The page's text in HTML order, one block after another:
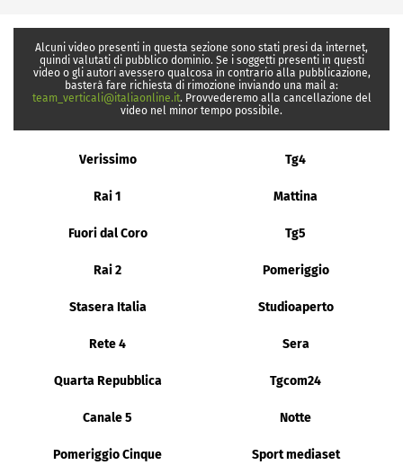
Alcuni video presenti in questa sezione sono stati presi da internet,
quindi valutati di pubblico dominio. Se i soggetti presenti in questi
video o gli autori avessero qualcosa in contrario alla pubblicazione,
basterà fare richiesta di rimozione inviando una mail a:
team_verticali@italiaonline.it. Provvederemo alla cancellazione del
video nel minor tempo possibile.
Verissimo Tg4
Rai 1 Mattina
Fuori dal Coro Tg5
Rai 2 Pomeriggio
Stasera Italia Studioaperto
Rete 4 Sera
Quarta Repubblica Tgcom24
Canale 5 Notte
Pomeriggio Cinque Sport mediaset